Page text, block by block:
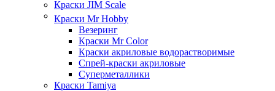
Краски JIM Scale
Краски Mr Hobby
Везеринг
Краски Mr Color
Краски акриловые водорастворимые
Спрей-краски акриловые
Суперметаллики
Краски Tamiya